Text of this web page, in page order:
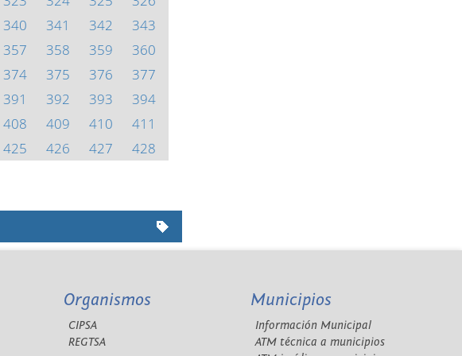
340 341 342
343
357 358 359
360
374 375 376
377
391 392 393
394
408 409 410
411
425 426 427
428
Organismos
CIPSA
REGTSA
Municipios
Información Municipal
ATM técnica a municipios